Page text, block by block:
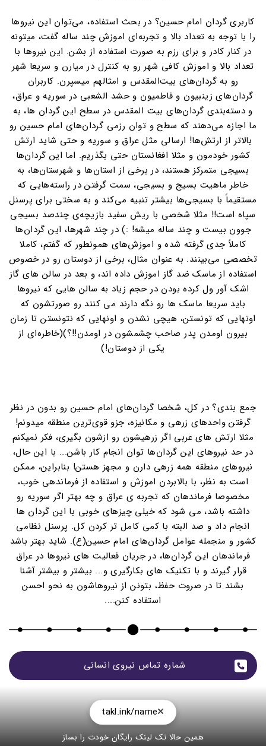
کاربری گردان امام حسین؟ در بحث استفاده، می‌توان این نیروها
را با توجه به تعداد بالا و تجربه‌ای اموزش چند ساله گفت، میتونه
در کنار کادر و برای رزم به صورت استفاده از بشن. این نیروها با
تعداد بالا و اموزش کافی شهر رو به کنترل در میارن و سریعا شهر
رو به گردان‌های بیت‌المقدس و امثالهم میسپرن. کاربران
گردان‌های زینبیون و فاطمیون و حشد الشعبی در سوریه و عراق،
و دسته‌بندی گردان‌های بیت المقدس در سطح این گردان ها، به
ما اجازه می‌دهند که سطح و توان رزمی گردان‌های امام حسین رو
بالاتر از ارتش‌ها! ارسالی مثل عراق و سوریه و حتی شاید ارتش
کشور خودمون و مثلا افغانستان حتی بگذریم. اما این گردان‌ها
بسیجی متمرکز هستند، در برخی از استان‌ها و شهرستان‌ها، به
خاطر ماهیت بسیج و بسیجی، سمت گرفتن در راسته‌هایی که
مستقیماً با بسیجی‌ها بیشتر تنبیه می‌کند و به سختی برای پرسنل
سپاه است!! مثلا شخصی با ریش سفید بازیچه‌ی چندصد بسیجی
جوون بیست و چند ساله میشه! :) در چند شهرها، این گردان‌ها
کاملاً جدی گرفته شده و اموزش‌های همونطور که گفتم، کاملا
تخصصی می‌بینند. به عنوان مثال، برخی از دوستان رو در خصوص
استفاده از ماسک ضد گاز اموزش داده اند، و بعد در سالن های گاز
اشک آور ول کرده بودن در حجم زیاد به سالن هایی که نیروها
باید سریعا ماسک ها رو نگه دارند می کنند رو صورتشون که
اونهایی که تونستن، هیچی نشدن و اونهایی که نتونستن تا زمان
بیرون اومدن پدر صاحب چشمشون در اومدن!!؟)(خاطره‌ای از
یکی از دوستان!)
جمع بندی؟ در کل، شخصا گردان‌های امام حسین رو بدون در نظر
گرفتن واحدهای زرهی و مکانیزه، جزو قوی‌ترین منطقه میدونم!
مثلا ارتش های عربی اگر زرهیشون رو ازشون بگیری، فکر نمیکنم
در حد نیروهای این گردان‌ها توان انجام کار باشن... با این حال،
نیروهای منطقه همه زرهی دارن و مجهز هستن! بنابراین، ممکن
است به نظر، با بالابردن اموزش و استفاده از فرماندهی خوب،
مخصوصا فرماندهان که تجربه ی عراق و چه بهتر اگر سوریه رو
داشته باشد، می شود که خیلی چیزهای خوبی با این گردان ها
انجام داد و صد البته با کمی کامل تر کردن کل. پرسنل نظامی
کشور و منجمله عوامل گردان‌های امام حسین(ع). شاید بهتر باشد
فرماندهان این گردان‌ها، در جریان فعالیت های نیروها در عراق
قرار گیرند و با تکنیک های بکارگیری و... بیشتر و بیشتر آشنا
بشند تا در صروت حفظ، بتونن از نیروهاشون به نحو احسن
استفاده کنن....
شماره تماس نیروی انسانی
takl.ink/name
همین حالا تک لینک رایگان خودت را بساز